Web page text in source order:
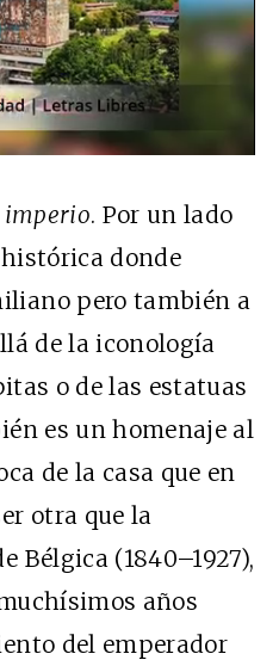
imperio. Por un lado
donde
pero también a
de la iconología
o de las estatuas
es un homenaje al
de la casa que en
otra que la
Bélgica (1840–1927),
años
del emperador